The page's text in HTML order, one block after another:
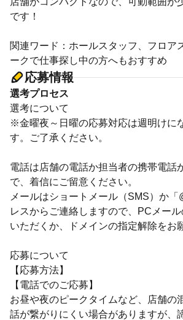
です！
関連ワード：ホールスタッフ、フロア
ークで仕事探し中の方へもおすすめ
応募情報
選考プロセス
選考について
※金曜夜～日曜の応募対応は週明けに
す。ご了承ください。
電話は店舗の電話か担当者の携帯電話
で、着信にご留意ください。
メールはショートメール（SMS）か「
レスからご連絡しますので、PCメー
いただくか、ドメインの指定解除をお
応募について
【応募方法】
【電話でのご応募】
お昼や夜のピークタイムなど、店舗の
話が繋がりにくい場合がありますが、